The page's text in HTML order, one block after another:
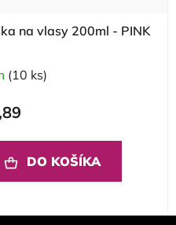
na vlasy 200ml - PINK
(10 ks)
DO KOŠÍKA